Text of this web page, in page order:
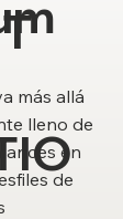
más allá
lleno de
en
de